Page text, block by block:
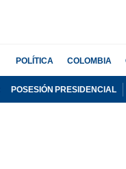
POLÍTICA COLOMBIA
POSESIÓN PRESIDENCIAL